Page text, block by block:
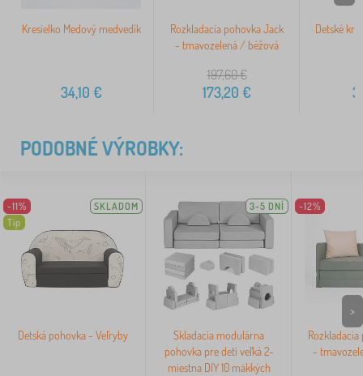
Kresielko Medový medvedík
34,10 €
Rozkladacia pohovka Jack
- tmavozelená / béžová
197,60€
173,20 €
Detské
PODOBNÉ VÝROBKY:
-11%
Tip
SKLADOM
Detská pohovka - Veľryby
3-5 DNÍ
Skladacia modulárna
pohovka pre deti veľká 2-
miestna DIY 10 mäkkých
-12%
-
>